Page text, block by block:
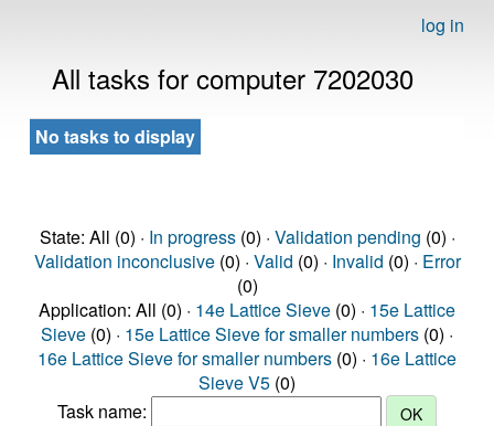
log in
All tasks for computer 7202030
No tasks to display
State: All (0) · In progress(0) · Validation pending (0) ·
Validation inconclusive(0) · Valid (0) · Invalid (0) · Error
(0)
Application: All (0) · 14e Lattice Sieve (0) · 15e Lattice
Sieve (0) · 15e Lattice Sieve for smaller numbers (0) ·
16e Lattice Sieve for smaller numbers (0) · 16e Lattice
Sieve V5 (0)
Task name: